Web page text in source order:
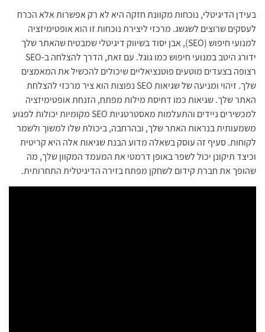
בעידן הדיגיטלי, נוכחות מקוונת חזקה היא לא רק אפשרות אלא הכרח
לעסקים שרוצים לשגשג. מרכזי ליצירת נוכחות זו הוא אופטימיזציה
למנועי חיפוש (SEO), אבן יסוד בשיווק דיגיטלי שמבטיח שהאתר שלך
ידורג היטב במנועי חיפוש כמו גוגל. עם זאת, הדרך להצלחה ב-SEO
רצופה בצעדים מוטעים פוטנציאליים שיכולים להכשיל את המאמצים
שלך. זיהוי ומניעה של שגיאות SEO נפוצות הוא ציר מרכזי להצלחת
האתר שלך. שגיאות כמו דחיסת מילות מפתח, הזנחת אופטימיזציה
למכשירים ניידים והתעלמות מאסטרטגיות SEO מקומיות יכולות לפגוע
משמעותית בנראות האתר שלך, ובהרחבה, ביכולת שלו למשוך ולשמר
לקוחות. סעיף זה עוסק בשאלה מדוע הבנת שגיאות אלה היא קריטית
וכיצד תיקונן יכול לשפר באופן דרמטי את המעמד המקוון שלך, מה
שהופך את חברת קידום לשחקן מפתח בזירה הדיגיטלית התחרותית.